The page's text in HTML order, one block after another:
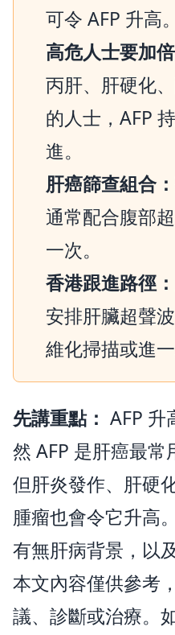
可令 AFP 升高。
高危人士要加
丙肝、肝硬化
的人士，AFP
進。
肝癌篩查組合：
通常配合腹部
一次。
香港跟進路徑：
安排肝臟超聲
維化掃描或進
先講重點： AFP 升
然 AFP 是肝癌最常
但肝炎發作、肝硬
腫瘤也會令它升高
有無肝病背景，以
本文內容僅供參考
議、診斷或治療。